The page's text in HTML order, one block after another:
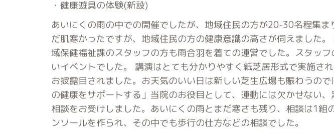
・健康遊具の体験(新設)
あいにくの雨の中での開催でしたが、地域住民の方が20-30名程集
だ肌寒かったですが、地域住民の方の健康意識の高さが伺えました
域保健福祉課のスタッフの方も雨合羽を着ての運営でした。スタッ
いイベントでした。 講演はとても分かりやすく紙芝居形式で実施さ
お披露目されました。お天気のいい日は新しい芝生広場も賑わうの
の健康をサポートする」当院のお役目として、運動には欠かせない
相談をお受けしました。あいにくの雨とまだ寒さも残り、相談は1組
ンソールを作られ、その中でも歩行の仕方などの相談でした。